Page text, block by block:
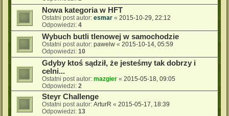
Nowa kategoria w HFT
Ostatni post autor: esmar « 2015-10-29, 22:12
Odpowiedzi: 4
Wybuch butli tlenowej w samochodzie
Ostatni post autor: pawelw « 2015-10-14, 05:59
Odpowiedzi: 10
Gdyby ktoś sądził, że jesteśmy tak dobrzy i
celni...
Ostatni post autor: mazgier « 2015-05-18, 09:05
Odpowiedzi: 2
Steyr Challenge
Ostatni post autor: ArturR « 2015-05-17, 18:39
Odpowiedzi: 13